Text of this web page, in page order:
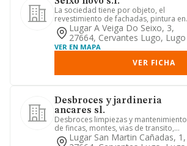
La sociedad tiene por objeto, el
revestimiento de fachadas, pintura en
general y obras de albaniler...
Lugar A Veiga Do Seixo, 3,
27664, Cervantes Lugo, Lugo
VER EN MAPA
VER FICHA
Desbroces y jardineria
ancares sl.
Desbroces limpiezas y mantenimiento
de fincas, montes, vias de transito,
plantaciones forestales y ...
Lugar San Martin Cañadas, 1,